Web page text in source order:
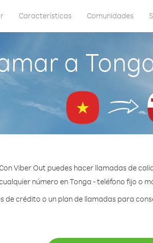
Características Comunidades
a
Viber Out puedes hacer llamadas de
número en Tonga - teléfono fijo o
de crédito o un plan de llamadas para